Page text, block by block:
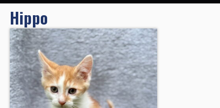
L’ÉCOLE DU CHAT
ACTUALITÉS
ADOPTER
NOUS AIDER
Hippo